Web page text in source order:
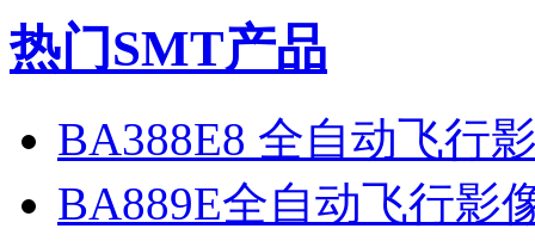
热门SMT产品
BA388E8 全自动飞行
BA889E全自动飞行影